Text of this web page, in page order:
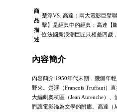
商
品
描
述
楚浮VS. 高達：兩大電影巨擘
擊】是經典中的經典；高達【
位法國新浪潮巨匠只相差四歲
內容簡介
內容簡介 1950年代末期，幾個年
野火。楚浮（Francois Truffaut）
大編劇奧杭區（Jean Aurenche）
們讓電影淪為文學的附庸。高達（